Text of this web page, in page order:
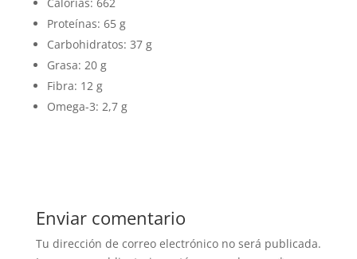
Proteínas: 65 g
Carbohidratos: 37 g
Grasa: 20 g
Fibra: 12 g
Omega-3: 2,7 g
Enviar comentario
Tu dirección de correo electrónico no será publicada.